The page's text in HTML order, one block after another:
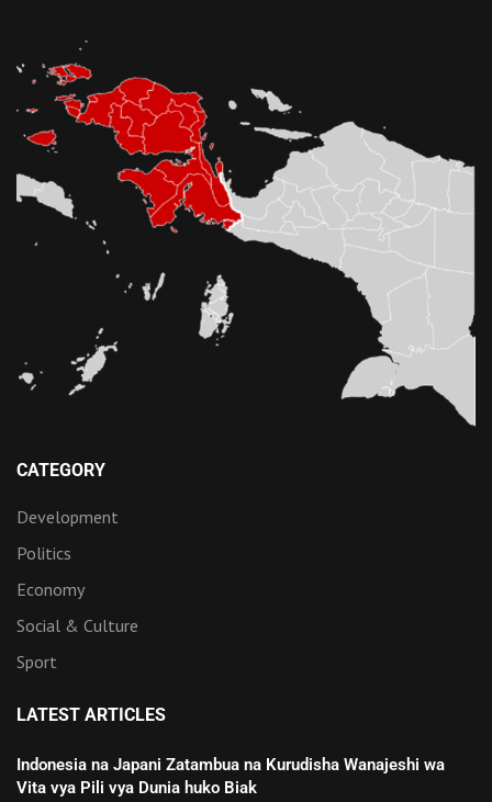
CATEGORY
Development
Politics
Economy
Social & Culture
Sport
LATEST ARTICLES
Indonesia na Japani Zatambua na Kurudisha Wanajeshi wa
Vita vya Pili vya Dunia huko Biak